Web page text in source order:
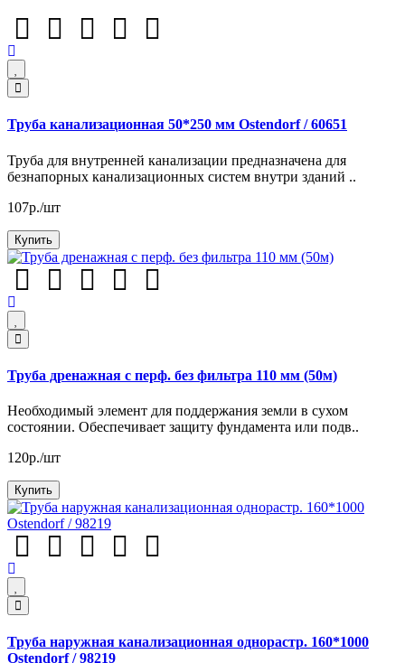
Труба канализационная 50*250 мм Ostendorf / 60651
Труба для внутренней канализации предназначена для
безнапорных канализационных систем внутри зданий ..
107р./шт
Купить
Труба дренажная с перф. без фильтра 110 мм (50м)
Необходимый элемент для поддержания земли в сухом
состоянии. Обеспечивает защиту фундамента или подв..
120р./шт
Купить
Труба наружная канализационная однорастр. 160*1000
Ostendorf / 98219